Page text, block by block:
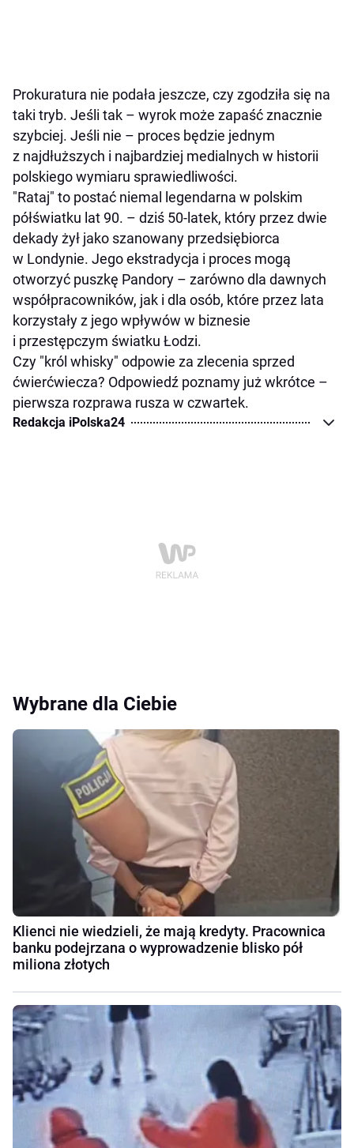
Prokuratura nie podała jeszcze, czy zgodziła się na
taki tryb. Jeśli tak – wyrok może zapaść znacznie
szybciej. Jeśli nie – proces będzie jednym
z najdłuższych i najbardziej medialnych w historii
polskiego wymiaru sprawiedliwości.
"Rataj" to postać niemal legendarna w polskim
półświatku lat 90. – dziś 50-latek, który przez dwie
dekady żył jako szanowany przedsiębiorca
w Londynie. Jego ekstradycja i proces mogą
otworzyć puszkę Pandory – zarówno dla dawnych
współpracowników, jak i dla osób, które przez lata
korzystały z jego wpływów w biznesie
i przestępczym światku Łodzi.
Czy "król whisky" odpowie za zlecenia sprzed
ćwierćwiecza? Odpowiedź poznamy już wkrótce –
pierwsza rozprawa rusza w czwartek.
Redakcja iPolska24
Wybrane dla Ciebie
Klienci nie wiedzieli, że mają kredyty. Pracownica
banku podejrzana o wyprowadzenie blisko pół
miliona złotych